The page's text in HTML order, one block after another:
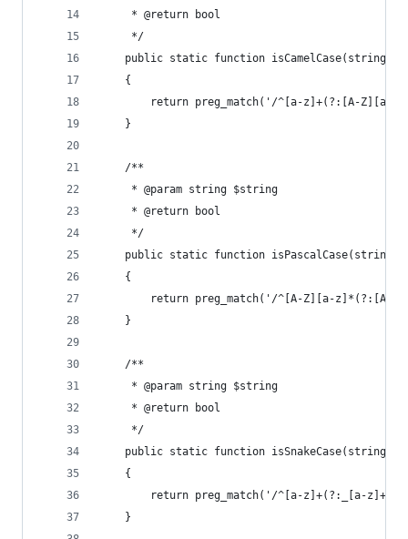
     * @return bool
     */
public static function isCamelCase(string
    {
return preg_match('/^[a-z]+(?:[A-Z][a-
    }
    /**
     * @param string $string
     * @return bool
     */
public static function isPascalCase(string
    {
return preg_match('/^[A-Z][a-z]*(?:[A-
    }
    /**
     * @param string $string
     * @return bool
     */
public static function isSnakeCase(string
    {
return preg_match('/^[a-z]+(?:_[a-
    }